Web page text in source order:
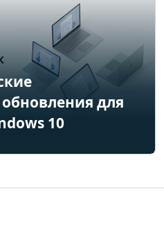
для
10